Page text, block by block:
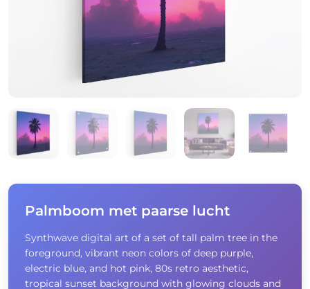
Palmboom met paarse lucht
Synthwave digital art of a set of tall palm tree in the
foreground, vibrant neon colors of deep purple,
electric blue, and hot pink, 80s retro aesthetic,
tropical sunset background with glowing clouds and